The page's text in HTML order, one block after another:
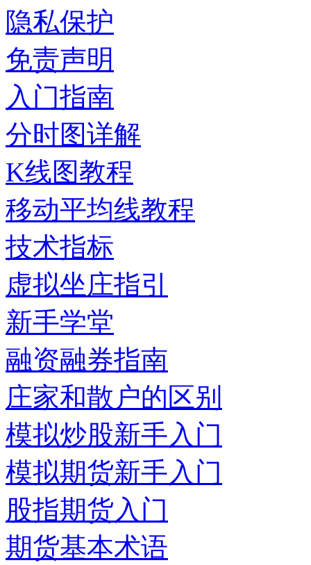
隐私保护
免责声明
入门指南
分时图详解
K线图教程
移动平均线教程
技术指标
虚拟坐庄指引
新手学堂
融资融券指南
庄家和散户的区别
模拟炒股新手入门
模拟期货新手入门
股指期货入门
期货基本术语